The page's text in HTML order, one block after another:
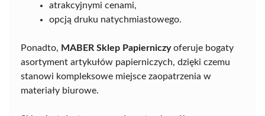
atrakcyjnymi cenami,
opcją druku natychmiastowego.
Ponadto, MABER Sklep Papierniczyoferuje bogaty
asortyment artykułów papierniczych, dzięki czemu
stanowi kompleksowe miejsce zaopatrzenia w
materiały biurowe.